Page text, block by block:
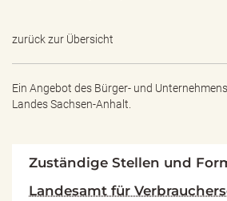
zurück zur Übersicht
Ein Angebot des Bürger- und
Landes Sachsen-Anhalt.
Zuständige Stellen und
Landesamt für